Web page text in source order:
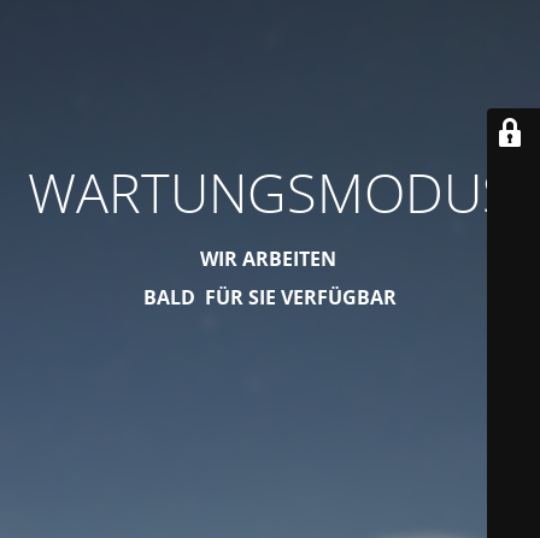
WARTUNGSMODUS
WIR ARBEITEN
BALD FÜR SIE VERFÜGBAR